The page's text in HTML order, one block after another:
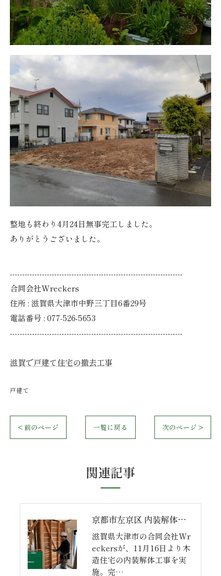
整地も終わり4月24日無事完工しました。
ありがとうございました。
----------------------------------------------------------------------
合同会社Wreckers
住所 : 滋賀県大津市中野三丁目6番29号
電話番号 : 077-526-5653
----------------------------------------------------------------------
滋賀で戸建て住宅の撤去工事
戸建て
< 前のページ 一覧に戻る 次のページ >
関連記事
京都市左京区 内装解体【完】
滋賀県大津市の合同会社Wr
eckersが、11月16日より木
造住宅の内装解体工事を実
施。完…